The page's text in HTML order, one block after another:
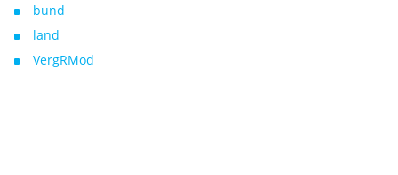
bund
land
VergRMod